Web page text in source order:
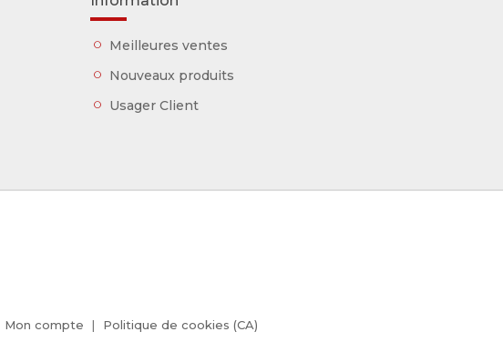
Meilleures ventes
Nouveaux produits
Usager Client
Mon compte Politique de cookies (CA)